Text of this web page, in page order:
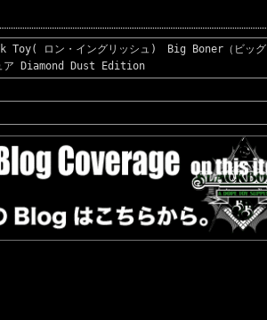
ロン・イングリッシュ) Big Boner（ビッグ
ア Diamond Dust Edition